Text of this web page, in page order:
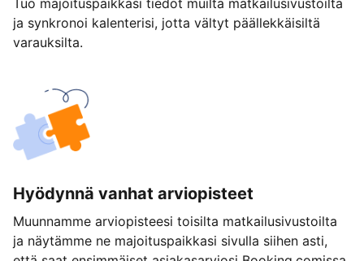
Tuo majoituspaikkasi tiedot muilta matkailusivustoilta
ja synkronoi kalenterisi, jotta vältyt päällekkäisiltä
varauksilta.
Hyödynnä vanhat arviopisteet
Muunnamme arviopisteesi toisilta matkailusivustoilta
ja näytämme ne majoituspaikkasi sivulla siihen asti,